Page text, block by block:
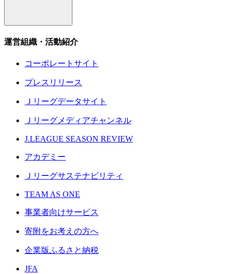
運営組織・活動紹介
コーポレートサイト
プレスリリース
Ｊリーグデータサイト
Ｊリーグメディアチャンネル
J.LEAGUE SEASON REVIEW
アカデミー
Ｊリーグサステナビリティ
TEAM AS ONE
事業者向けサービス
寄附をお考えの方へ
企業版ふるさと納税
JFA